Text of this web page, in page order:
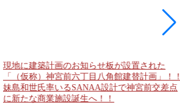
現地に建築計画のお知らせ板が設置された
「（仮称）神宮前六丁目八角館建替計画」！！
妹島和世氏率いるSANAA設計で神宮前交差点
に新たな商業施設誕生へ！！